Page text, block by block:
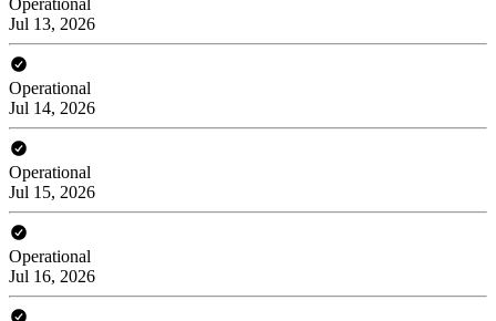
Jul 13, 2026
Operational
Jul 14, 2026
Operational
Jul 15, 2026
Operational
Jul 16, 2026